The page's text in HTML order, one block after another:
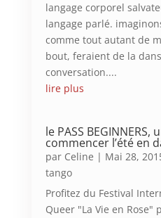
langage corporel
langage parlé.
comme tout autant de
bout, feraient de la
conversation....
lire plus
le PASS
commencer l’été en
par Celine | Mai 28,
tango
Profitez du Festival
Queer "La Vie en